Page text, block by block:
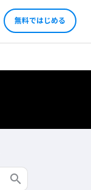
無料ではじめる